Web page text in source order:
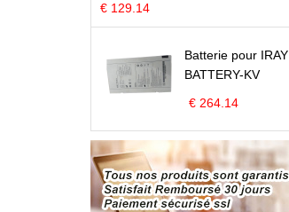
€ 129.14
Batterie pour IRAY
BATTERY-KV
€ 264.14